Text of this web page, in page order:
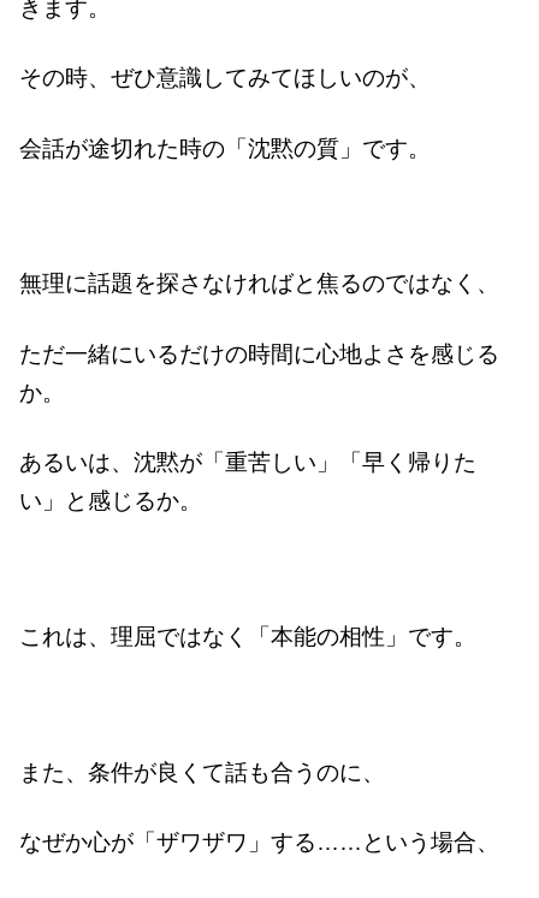
きます。
その時、ぜひ意識してみてほしいのが、
会話が途切れた時の「沈黙の質」です。
無理に話題を探さなければと焦るのではなく、
ただ一緒にいるだけの時間に心地よさを感じる
か。
あるいは、沈黙が「重苦しい」「早く帰りた
い」と感じるか。
これは、理屈ではなく「本能の相性」です。
また、条件が良くて話も合うのに、
なぜか心が「ザワザワ」する……という場合、